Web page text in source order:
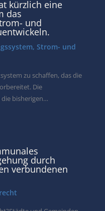
kürzlich eine
das
und
,Strom- und
zu schaffen, das die
Die
bisherigen…
durch
verbundenen